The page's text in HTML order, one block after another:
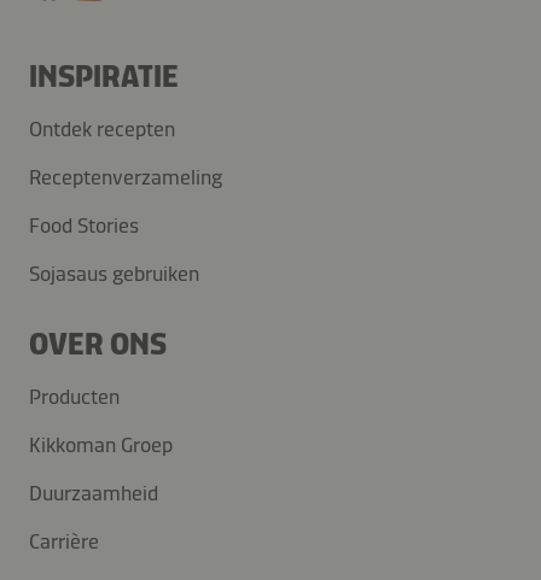
INSPIRATIE
Ontdek recepten
Receptenverzameling
Food Stories
Sojasaus gebruiken
OVER ONS
Producten
Kikkoman Groep
Duurzaamheid
Carrière